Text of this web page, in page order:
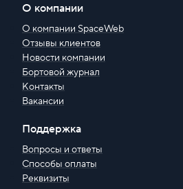
О компании
О компании SpaceWeb
Отзывы клиентов
Новости компании
Бортовой журнал
Контакты
Вакансии
Поддержка
Вопросы и ответы
Способы оплаты
Реквизиты